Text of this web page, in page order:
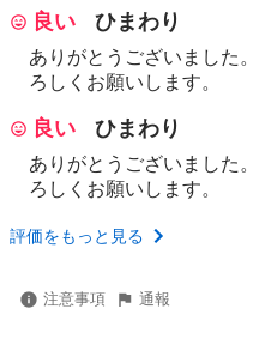
良い ひまわり
ありがとうございました
ろしくお願いします。
良い ひまわり
ありがとうございました
ろしくお願いします。
評価をもっと見る
注意事項 通報